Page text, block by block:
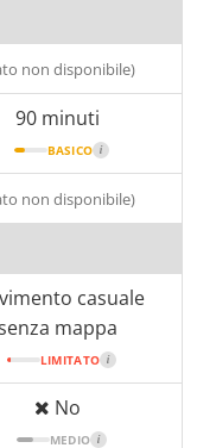
non disponibile)
90 minuti
BASICO i
non disponibile)
casuale
mappa
LIMITATO i
No
MEDIO i